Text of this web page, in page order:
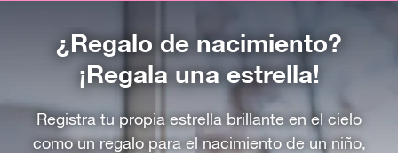
¿Regalo de nacimiento?
¡Regala una estrella!
Registra tu propia estrella brillante en el cielo
como un regalo para el nacimiento de un niño,